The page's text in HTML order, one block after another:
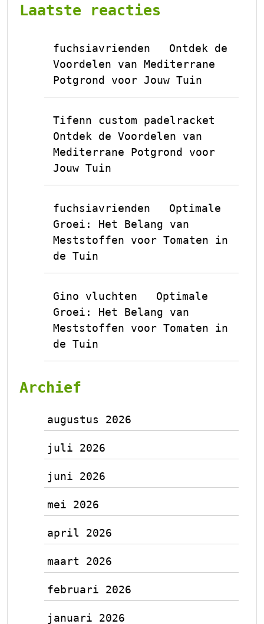
Laatste reacties
fuchsiavrienden
Ontdek de
Voordelen van Mediterrane
Potgrond voor Jouw Tuin
Tifenn custom padelracket
Ontdek de Voordelen van
Mediterrane Potgrond voor
Jouw Tuin
fuchsiavrienden
Optimale
Groei: Het Belang van
Meststoffen voor Tomaten in
de Tuin
Gino vluchten
Optimale
Groei: Het Belang van
Meststoffen voor Tomaten in
de Tuin
Archief
augustus 2026
juli 2026
juni 2026
mei 2026
april 2026
maart 2026
februari 2026
januari 2026